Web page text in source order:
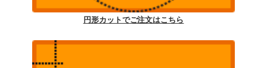
円形カットでご注文はこちら